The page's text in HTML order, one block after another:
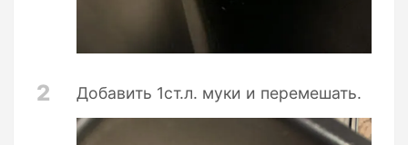
2 Добавить 1ст.л. муки и перемешать.